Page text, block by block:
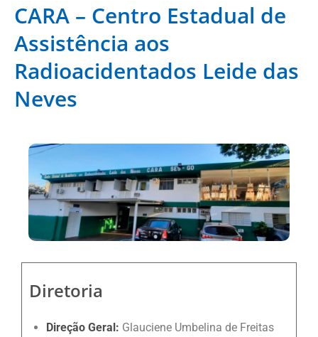
CARA – Centro Estadual de
Assistência aos
Radioacidentados Leide das
Neves
Diretoria
Direção Geral: Glauciene Umbelina de Freitas